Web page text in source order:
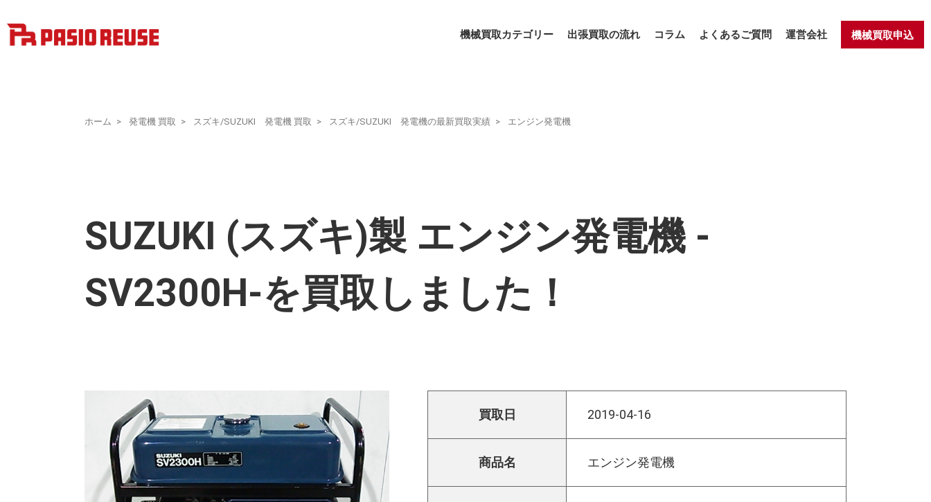
機械買取カテゴリー 出張買取の流れ コラム よくあるご質問 運営会社 機械買取申込
ホーム 発電機 買取 スズキ/SUZUKI 発電機 買取 スズキ/SUZUKI 発電機の最新買取実績 エンジン発電機
SUZUKI (スズキ)製 エンジン発電機 -
SV2300H-を買取しました！
買取日 2019-04-16
商品名 エンジン発電機